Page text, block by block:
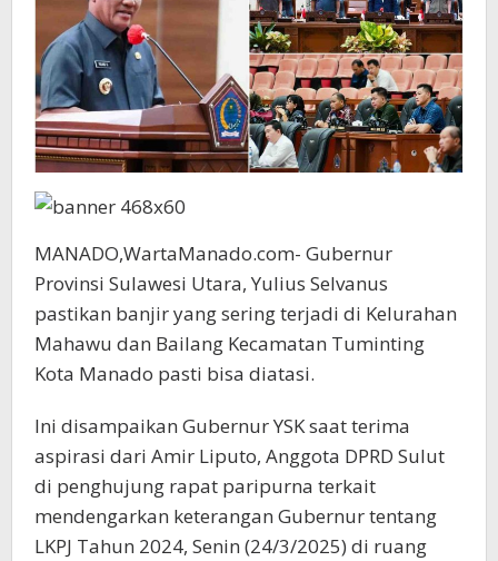
MANADO,WartaManado.com- Gubernur
Provinsi Sulawesi Utara, Yulius Selvanus
pastikan banjir yang sering terjadi di Kelurahan
Mahawu dan Bailang Kecamatan Tuminting
Kota Manado pasti bisa diatasi.
Ini disampaikan Gubernur YSK saat terima
aspirasi dari Amir Liputo, Anggota DPRD Sulut
di penghujung rapat paripurna terkait
mendengarkan keterangan Gubernur tentang
LKPJ Tahun 2024, Senin (24/3/2025) di ruang